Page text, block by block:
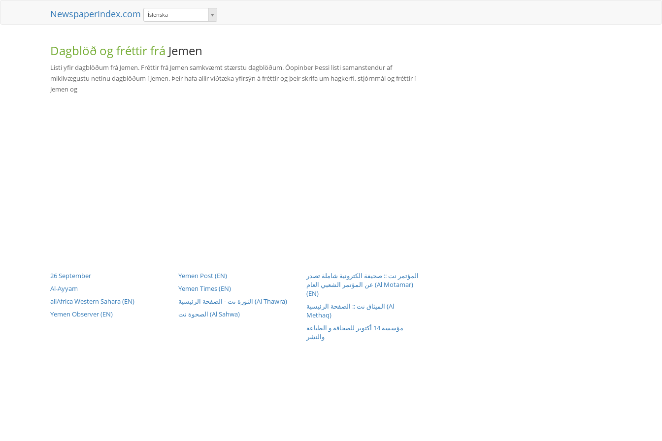
NewspaperIndex.com Íslenska
Dagblöð og fréttir frá Jemen
Listi yfir dagblöðum frá Jemen. Fréttir frá Jemen samkvæmt stærstu dagblöðum. Óopinber Þessi listi samanstendur af
mikilvægustu netinu dagblöðum í Jemen. Þeir hafa allir víðtæka yfirsýn á fréttir og þeir skrifa um hagkerfi, stjórnmál og fréttir í
Jemen og
26 September
Al-Ayyam
allAfrica Western Sahara (EN)
Yemen Observer (EN)
Yemen Post (EN)
Yemen Times (EN)
الثورة نت - الصفحة الرئيسية (Al Thawra)
الصحوة نت (Al Sahwa)
المؤتمر نت :: صحيفة الكترونية شاملة تصدر
عن المؤتمر الشعبي العام (Al Motamar)
(EN)
الميثاق نت :: الصفحة الرئيسية (Al
Methaq)
مؤسسة 14 أكتوبر للصحافة و الطباعة
والنشر